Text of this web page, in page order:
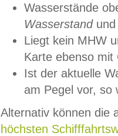
Wasserstände
Wasserstandund
Liegt kein MHW
Karte ebenso mit
Ist der aktuelle
am Pegel vor,
Alternativ können die
höchsten